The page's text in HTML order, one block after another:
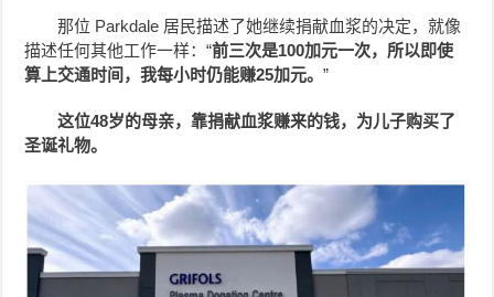
那位 Parkdale 居民描述了她继续捐献血浆的决定，就像
描述任何其他工作一样：“前三次是100加元一次，所以即使
算上交通时间，我每小时仍能赚25加元。”
这位48岁的母亲，靠捐献血浆赚来的钱，为儿子购买了
圣诞礼物。